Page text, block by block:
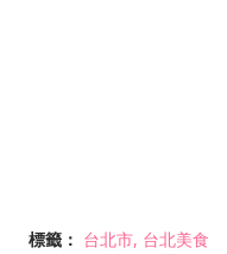
標籤： 台北市 台北美食